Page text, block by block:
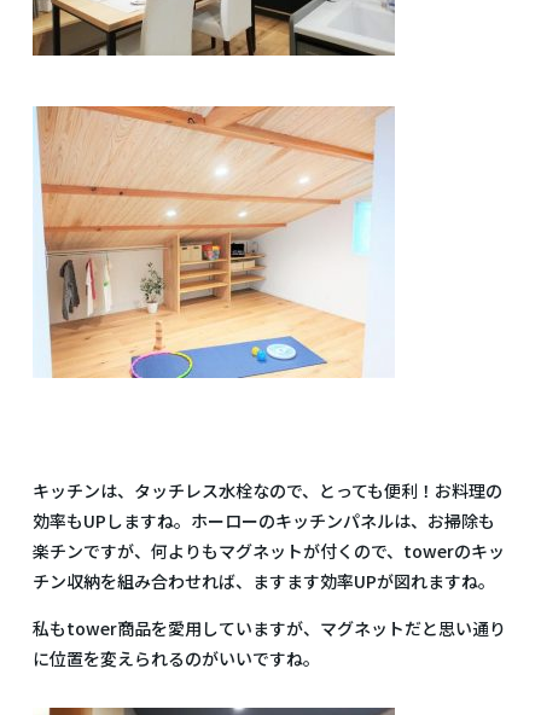
キッチンは、タッチレス水栓なので、とっても便利！お料理の
効率もUPしますね。ホーローのキッチンパネルは、お掃除も
楽チンですが、何よりもマグネットが付くので、towerのキッ
チン収納を組み合わせれば、ますます効率UPが図れますね。
私もtower商品を愛用していますが、マグネットだと思い通り
に位置を変えられるのがいいですね。